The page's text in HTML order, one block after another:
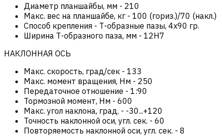
Диаметр планшайбы, мм - 210
Макс. вес на планшайбе, кг - 100 (гориз.)/70 (накл.)
Способ крепления - Т-образные пазы, 4х90 гр.
Ширина Т-образного паза, мм - 12H7
НАКЛОННАЯ ОСЬ
Макс. скорость, град/сек - 133
Макс. момент вращения, Нм - 250
Передаточное отношение - 1:90
Тормозной момент, Нм - 600
Макс. угол наклона, град. - -30...+120
Точность наклонной оси, угл. сек. - 60
Повторяемость наклонной оси, угл. сек. - 8